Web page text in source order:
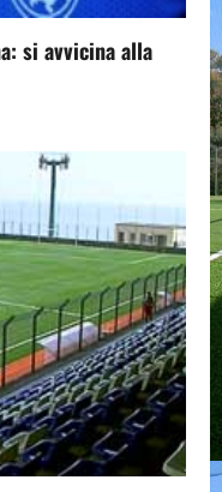
si avvicina alla